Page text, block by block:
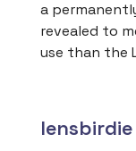
a
revealed to
use than the